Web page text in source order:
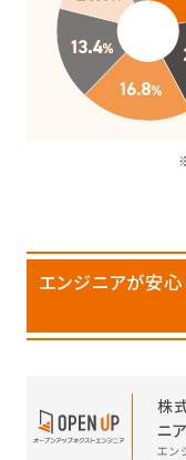
エンジニアが安
株
ニア
エン